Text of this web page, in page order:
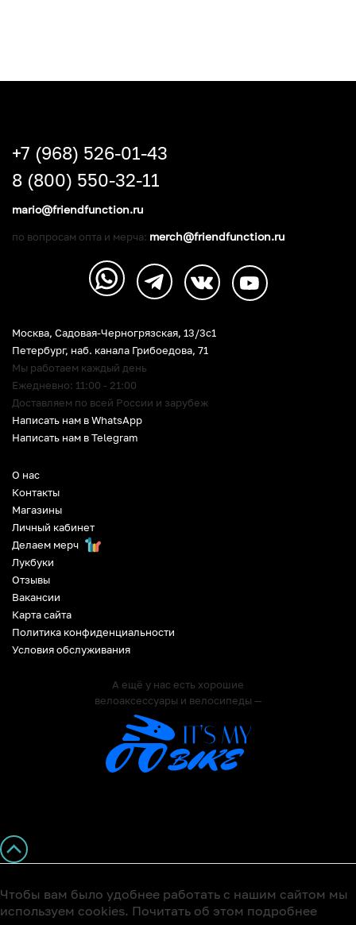
О нас
Контакты
Магазины
Личный кабинет
Делаем мерч
Лукбуки
Отзывы
Вакансии
Карта сайта
Политика конфиденциальности
Условия обслуживания
А ещё у нас есть хорошие
велоаксессуары и велосипеды —
Москва, Садовая-Черногрязская, 13/3c1
Петербург, наб. канала Грибоедова, 71
Мы работаем каждый день
Ежедневно: 11:00 - 21:00
Доставляем по всей России и зарубеж
Написать нам в WhatsApp
Написать нам в Telegram
+7 (968) 526-01-43
8 (800) 550-32-11
mario@friendfunction.ru
по вопросам опта и мерча: merch@friendfunction.ru
Чтобы вам было удобнее работать с нашим сайтом мы
используем cookies. Почитать об этом подробнее